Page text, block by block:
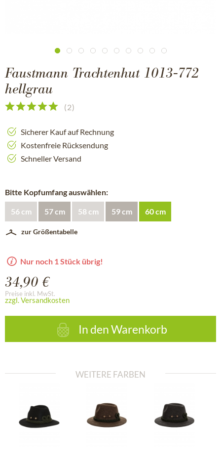
Faustmann Trachtenhut 1013-772
hellgrau
(2)
Sicherer Kauf auf Rechnung
Kostenfreie Rücksendung
Schneller Versand
Bitte Kopfumfang auswählen:
56 cm 57 cm 58 cm 59 cm 60 cm
zur Größentabelle
Nur noch 1 Stück übrig!
34,90 €
Preise inkl. MwSt.
zzgl. Versandkosten
In denWarenkorb
WEITERE FARBEN